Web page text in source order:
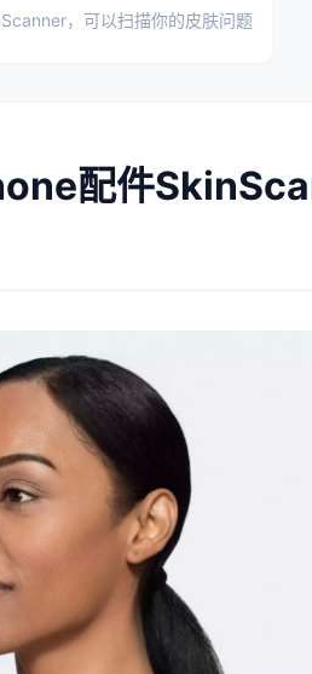
，可以扫描你的皮肤问题
配件